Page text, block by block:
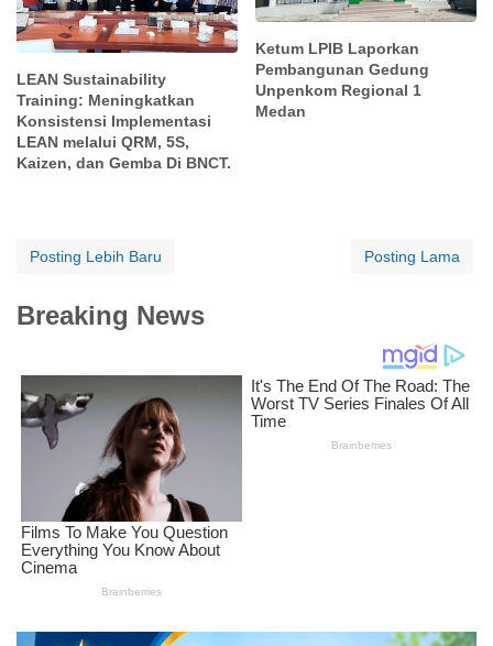
LEAN Sustainability
Training: Meningkatkan
Konsistensi Implementasi
LEAN melalui QRM, 5S,
Kaizen, dan Gemba Di BNCT.
Ketum LPIB Laporkan
Pembangunan Gedung
Unpenkom Regional 1
Medan
Posting Lebih Baru Posting Lama
Breaking News